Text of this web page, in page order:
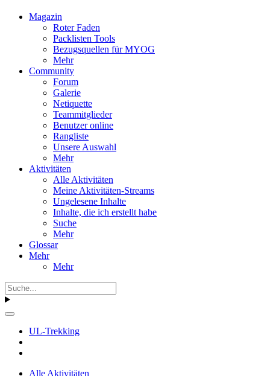
Magazin
Roter Faden
Packlisten Tools
Bezugsquellen für MYOG
Mehr
Community
Forum
Galerie
Netiquette
Teammitglieder
Benutzer online
Rangliste
Unsere Auswahl
Mehr
Aktivitäten
Alle Aktivitäten
Meine Aktivitäten-Streams
Ungelesene Inhalte
Inhalte, die ich erstellt habe
Suche
Mehr
Glossar
Mehr
Mehr
UL-Trekking
Alle Aktivitäten